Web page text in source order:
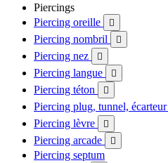
Piercings
Piercing oreille

Piercing nombril 
Piercing nez 
Piercing langue 
Piercing téton 
Piercing plug, tunnel, écarteur
Piercing lèvre 
Piercing arcade 
Piercing septum